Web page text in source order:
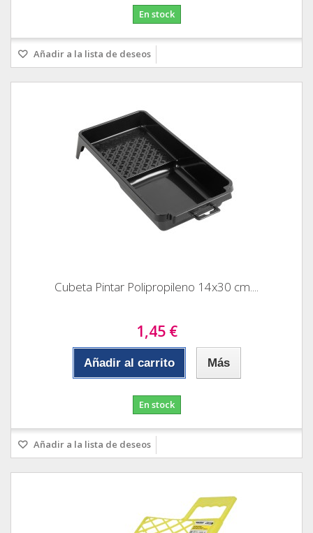
En stock
Añadir a la lista de deseos
Cubeta Pintar Polipropileno 14x30 cm....
1,45 €
Añadir al carrito Más
En stock
Añadir a la lista de deseos